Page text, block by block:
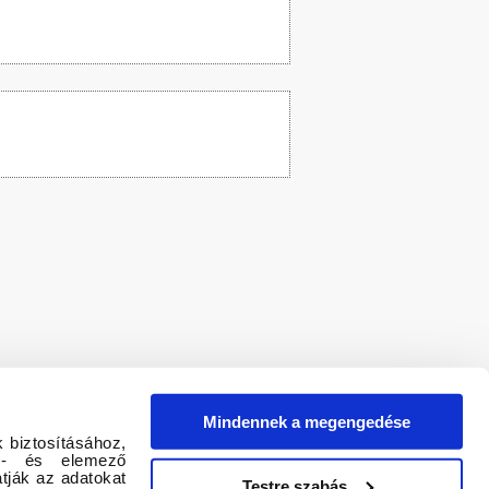
biztosításához,
és elemező
az adatokat
Mindennek a megengedése